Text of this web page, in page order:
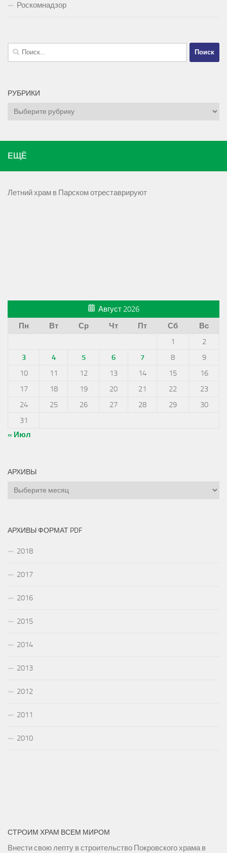
Роскомнадзор
Найти:
РУБРИКИ
Рубрики
ЕЩЁ
Летний храм в Парском отреставрируют
Август 2026
Пн
Вт Ср Чт Пт Сб
Вс
1
2
3
4 5 6 7 8
9
10
11 12 13 14 15
16
17
18 19 20 21 22
23
24
25 26 27 28 29
30
31
« Июл
АРХИВЫ
Архивы
АРХИВЫ ФОРМАТ PDF
2018
2017
2016
2015
2014
2013
2012
2011
2010
СТРОИМ ХРАМ ВСЕМ МИРОМ
Внести свою лепту в строительство Покровского храма в